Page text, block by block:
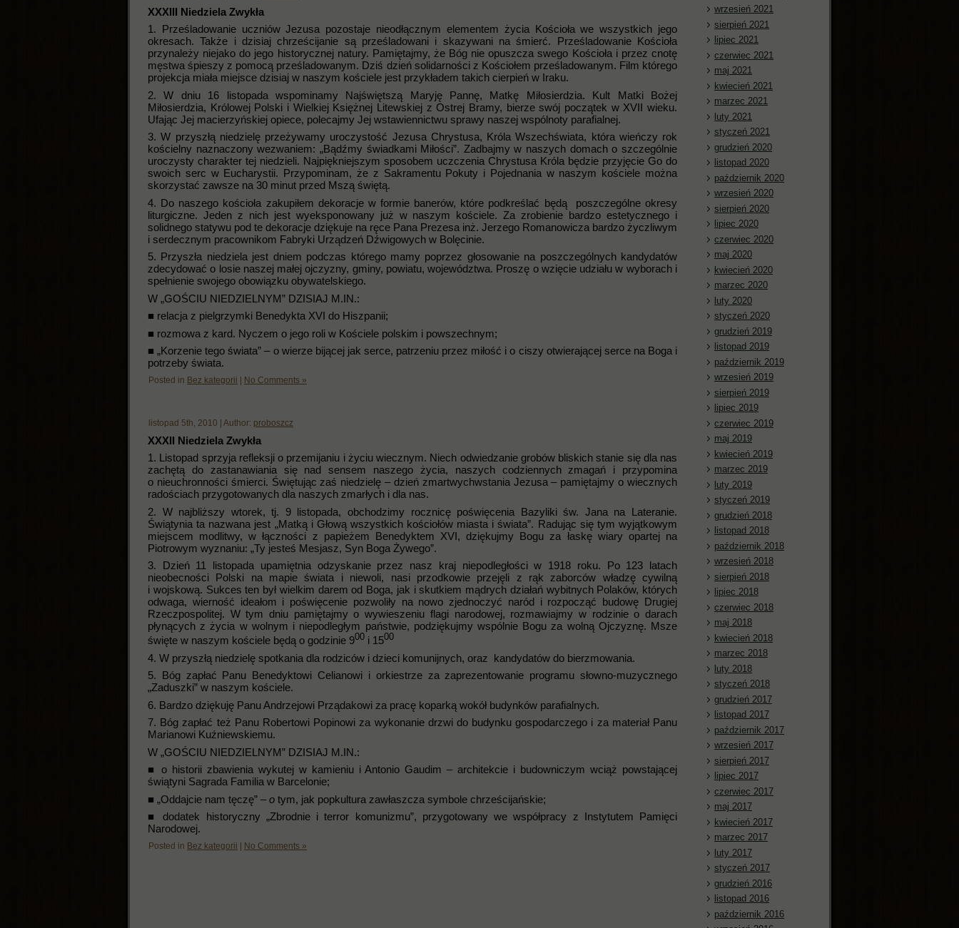
XXXIII Niedziela Zwykła
1. Prześladowanie uczniów Jezusa pozostaje nieodłącznym elementem życia Kościoła we wszystkich jego
okresach. Także i dzisiaj chrześcijanie są prześladowani i skazywani na śmierć. Prześladowanie Kościoła
przynależy niejako do jego historycznej natury. Pamiętajmy, że Bóg nie opuszcza swego Kościoła i przez cnotę
męstwa śpieszy z pomocą prześladowanym. Dziś dzień solidarności z Kościołem prześladowanym. Film którego
projekcja miała miejsce dzisiaj w naszym kościele jest przykładem takich cierpień w Iraku.
2. W dniu 16 listopada wspominamy Najświętszą Maryję Pannę, Matkę Miłosierdzia. Kult Matki Bożej
Miłosierdzia, Królowej Polski i Wielkiej Księżnej Litewskiej z Ostrej Bramy, bierze swój początek w XVII wieku.
Ufając Jej macierzyńskiej opiece, polecajmy Jej wstawiennictwu sprawy naszej wspólnoty parafialnej.
3. W przyszłą niedzielę przeżywamy uroczystość Jezusa Chrystusa, Króla Wszechświata, która wieńczy rok
kościelny naznaczony wezwaniem: „Bądźmy świadkami Miłości”. Zadbajmy w naszych domach o szczególnie
uroczysty charakter tej niedzieli. Najpiękniejszym sposobem uczczenia Chrystusa Króla będzie przyjęcie Go do
swoich serc w Eucharystii. Przypominam, że z Sakramentu Pokuty i Pojednania w naszym kościele można
skorzystać zawsze na 30 minut przed Mszą świętą.
4. Do naszego kościoła zakupiłem dekoracje w formie banerów, które podkreślać będą poszczególne okresy
liturgiczne. Jeden z nich jest wyeksponowany już w naszym kościele. Za zrobienie bardzo estetycznego i
solidnego statywu pod te dekoracje dziękuje na ręce Pana Prezesa inż. Jerzego Romanowicza bardzo życzliwym
i serdecznym pracownikom Fabryki Urządzeń Dźwigowych w Bolęcinie.
5. Przyszła niedziela jest dniem podczas którego mamy poprzez głosowanie na poszczególnych kandydatów
zdecydować o losie naszej małej ojczyzny, gminy, powiatu, województwa. Proszę o wzięcie udziału w wyborach i
spełnienie swojego obowiązku obywatelskiego.
W „GOŚCIU NIEDZIELNYM” DZISIAJ M.IN.:
■ relacja z pielgrzymki Benedykta XVI do Hiszpanii;
■ rozmowa z kard. Nyczem o jego roli w Kościele polskim i powszechnym;
■ „Korzenie tego świata” – o wierze bijącej jak serce, patrzeniu przez miłość i o ciszy otwierającej serce na Boga i
potrzeby świata.
Posted in Bez kategorii | No Comments »
listopad 5th, 2010 | Author: proboszcz
XXXII Niedziela Zwykła
1. Listopad sprzyja refleksji o przemijaniu i życiu wiecznym. Niech odwiedzanie grobów bliskich stanie się dla nas
zachętą do zastanawiania się nad sensem naszego życia, naszych codziennych zmagań i przypomina
o nieuchronności śmierci. Świętując zaś niedzielę – dzień zmartwychwstania Jezusa – pamiętajmy o wiecznych
radościach przygotowanych dla naszych zmarłych i dla nas.
2. W najbliższy wtorek, tj. 9 listopada, obchodzimy rocznicę poświęcenia Bazyliki św. Jana na Lateranie.
Świątynia ta nazwana jest „Matką i Głową wszystkich kościołów miasta i świata”. Radując się tym wyjątkowym
miejscem modlitwy, w łączności z papieżem Benedyktem XVI, dziękujmy Bogu za łaskę wiary opartej na
Piotrowym wyznaniu: „Ty jesteś Mesjasz, Syn Boga Żywego”.
3. Dzień 11 listopada upamiętnia odzyskanie przez nasz kraj niepodległości w 1918 roku. Po 123 latach
nieobecności Polski na mapie świata i niewoli, nasi przodkowie przejęli z rąk zaborców władzę cywilną
i wojskową. Sukces ten był wielkim darem od Boga, jak i skutkiem mądrych działań wybitnych Polaków, których
odwaga, wierność ideałom i poświęcenie pozwoliły na nowo zjednoczyć naród i rozpocząć budowę Drugiej
Rzeczpospolitej. W tym dniu pamiętajmy o wywieszeniu flagi narodowej, rozmawiajmy w rodzinie o darach
płynących z życia w wolnym i niepodległym państwie, podziękujmy wspólnie Bogu za wolną Ojczyznę. Msze
święte w naszym kościele będą o godzinie 900 i 1500
4. W przyszłą niedzielę spotkania dla rodziców i dzieci komunijnych, oraz kandydatów do bierzmowania.
5. Bóg zapłać Panu Benedyktowi Celianowi i orkiestrze za zaprezentowanie programu słowno-muzycznego
„Zaduszki” w naszym kościele.
6. Bardzo dziękuję Panu Andrzejowi Prządakowi za pracę koparką wokół budynków parafialnych.
7. Bóg zapłać też Panu Robertowi Popinowi za wykonanie drzwi do budynku gospodarczego i za materiał Panu
Marianowi Kuźniewskiemu.
W „GOŚCIU NIEDZIELNYM” DZISIAJ M.IN.:
■ o historii zbawienia wykutej w kamieniu i Antonio Gaudim – architekcie i budowniczym wciąż powstającej
świątyni Sagrada Familia w Barcelonie;
■ „Oddajcie nam tęczę” –o tym, jak popkultura zawłaszcza symbole chrześcijańskie;
■ dodatek historyczny „Zbrodnie i terror komunizmu”, przygotowany we współpracy z Instytutem Pamięci
Narodowej.
Posted in Bez kategorii | No Comments »
wrzesień 2021
sierpień 2021
lipiec 2021
czerwiec 2021
maj 2021
kwiecień 2021
marzec 2021
luty 2021
styczeń 2021
grudzień 2020
listopad 2020
październik 2020
wrzesień 2020
sierpień 2020
lipiec 2020
czerwiec 2020
maj 2020
kwiecień 2020
marzec 2020
luty 2020
styczeń 2020
grudzień 2019
listopad 2019
październik 2019
wrzesień 2019
sierpień 2019
lipiec 2019
czerwiec 2019
maj 2019
kwiecień 2019
marzec 2019
luty 2019
styczeń 2019
grudzień 2018
listopad 2018
październik 2018
wrzesień 2018
sierpień 2018
lipiec 2018
czerwiec 2018
maj 2018
kwiecień 2018
marzec 2018
luty 2018
styczeń 2018
grudzień 2017
listopad 2017
październik 2017
wrzesień 2017
sierpień 2017
lipiec 2017
czerwiec 2017
maj 2017
kwiecień 2017
marzec 2017
luty 2017
styczeń 2017
grudzień 2016
listopad 2016
październik 2016